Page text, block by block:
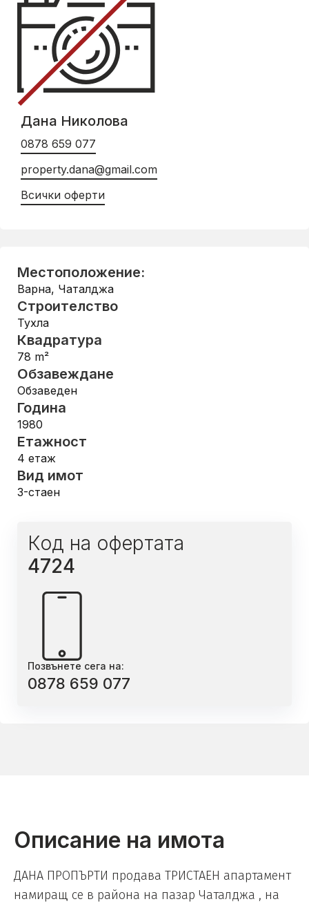
Дана Николова
0878 659 077
property.dana@gmail.com
Всички оферти
Местоположение:
Варна, Чаталджа
Строителство
Тухла
Квадратура
78 m²
Обзавеждане
Обзаведен
Година
1980
Етажност
4 етаж
Вид имот
3-стаен
Код на офертата
4724
Позвънете сега на:
0878 659 077
Описание на имота
ДАНА ПРОПЪРТИ продава ТРИСТАЕН апартамент
намиращ се в района на пазар Чаталджа , на